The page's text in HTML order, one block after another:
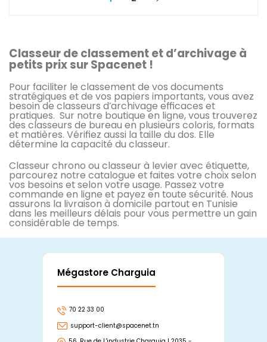
Classeur de classement et d’archivage à
petits prix sur Spacenet !
Pour faciliter le classement de vos documents
stratégiques et de vos papiers importants, vous avez
besoin de classeurs d’archivage efficaces et
pratiques. Sur notre boutique en ligne, vous trouverez
des classeurs de bureau en plusieurs coloris, formats
et matières. Vérifiez aussi la taille du dos. Elle
détermine la capacité du classeur.
Classeur chrono ou classeur à levier avec étiquette,
parcourez notre catalogue et faites votre choix selon
vos besoins et selon votre usage. Passez votre
commande en ligne et payez en toute sécurité. Nous
assurons la livraison à domicile partout en Tunisie
dans les meilleurs délais pour vous permettre un gain
considérable de temps.
Mégastore Charguia
70 22 33 00
support-client@spacenet.tn